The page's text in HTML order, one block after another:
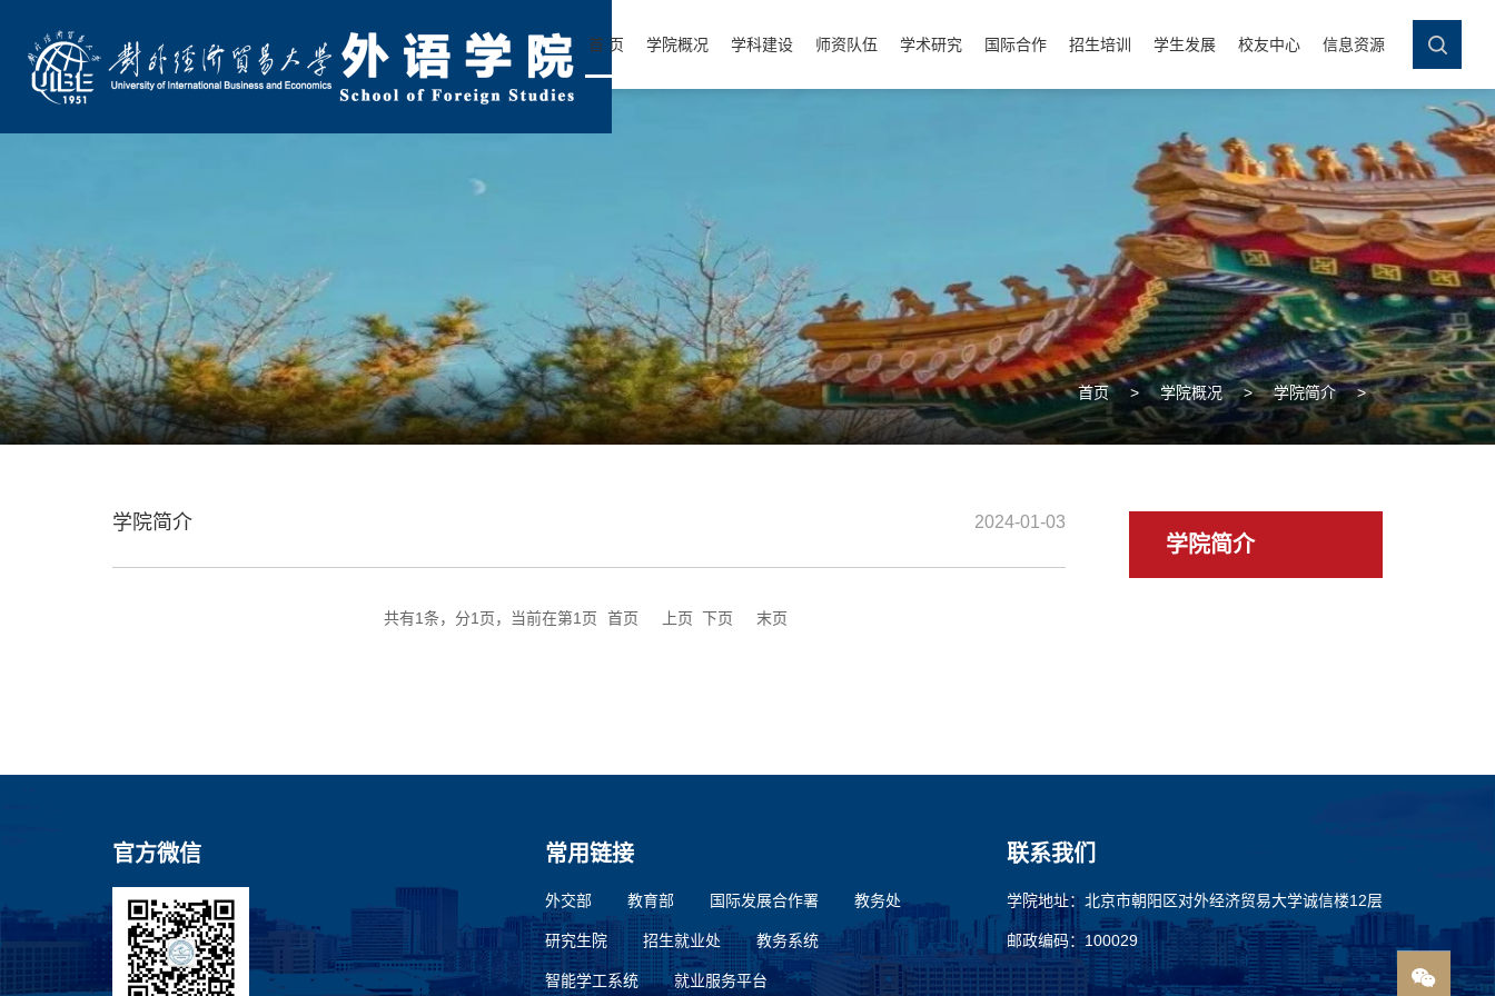
首 页 学院概况 学科建设 师资队伍 学术研究 国际合作 招生培训 学生发展 校友中心 信息资源
首页 > 学院概况 > 学院简介 >
学院简介
学院简介 2024-01-03
共有1条，分1页，当前在第1页 首页 上页 下页 末页
官方微信 常用链接
外交部 教育部 国际发展合作署 教务处
研究生院 招生就业处 教务系统
智能学工系统 就业服务平台
联系我们
学院地址：北京市朝阳区对外经济贸易大学诚信楼12层
邮政编码：100029